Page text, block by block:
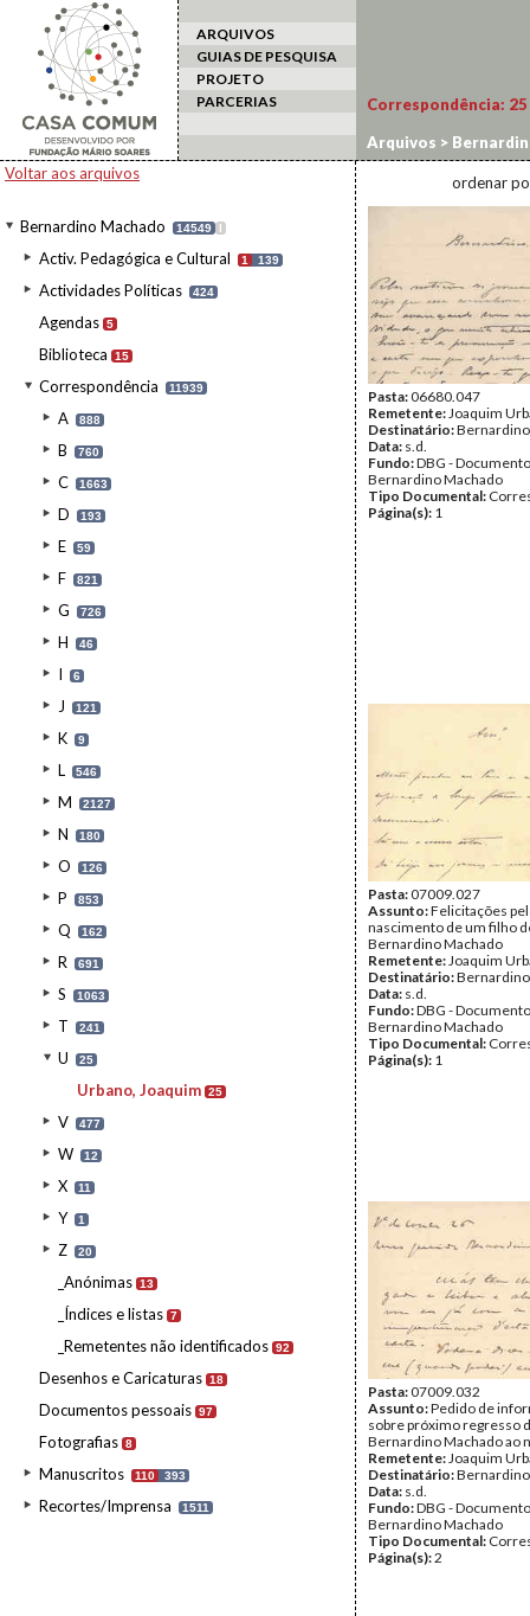
ARQUIVOS
GUIAS DE PESQUISA
PROJETO
PARCERIAS
Voltar aos arquivos
Bernardino Machado 14549 I
Activ. Pedagógica e Cultural 1 139
Actividades Políticas 424
Agendas 5
Biblioteca 15
Correspondência 11939
A 888
B 760
C 1663
D 193
E 59
F 821
G 726
H 46
I 6
J 121
K 9
L 546
M 2127
N 180
O 126
P 853
Q 162
R 691
S 1063
T 241
U 25
Urbano, Joaquim 25
V 477
W 12
X 11
Y 1
Z 20
_Anónimas 13
_Índices e listas 7
_Remetentes não identificados 92
Desenhos e Caricaturas 18
Documentos pessoais 97
Fotografias 8
Manuscritos 110 393
Recortes/Imprensa 1511
Correspondência: 25
Arquivos >
ordenar
Pasta:06680.047
Remetente:Joaquim
Destinatário:
Data: s.d.
Fundo:DBG -
Bernardino Machado
Tipo Documental:
Página(s): 1
Pasta:07009.027
Assunto:Felicitações
nascimento de um filho
Bernardino Machado
Remetente:Joaquim
Destinatário:
Data: s.d.
Fundo:DBG -
Bernardino Machado
Tipo Documental:
Página(s): 1
Pasta:07009.032
Assunto:Pedido de
sobre próximo regresso
Bernardino Machado ao
Remetente:Joaquim
Destinatário:
Data: s.d.
Fundo:DBG -
Bernardino Machado
Tipo Documental:
Página(s):2